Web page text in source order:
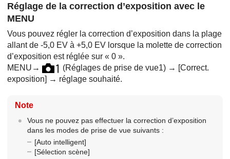
Réglage de la correction d’exposition avec le
MENU
Vous pouvez régler la correction d’exposition dans la plage
allant de -5,0 EV à +5,0 EV lorsque la molette de correction
d’exposition est réglée sur « 0 ».
MENU → (Réglages de prise de vue1) → [Correct.
exposition] → réglage souhaité.
Note
Vous ne pouvez pas effectuer la correction d’exposition
dans les modes de prise de vue suivants :
[Auto intelligent]
[Sélection scène]